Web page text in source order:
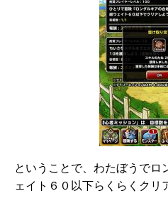
ということで、わたぼうでロ
ェイト６０以下らくらくクリ